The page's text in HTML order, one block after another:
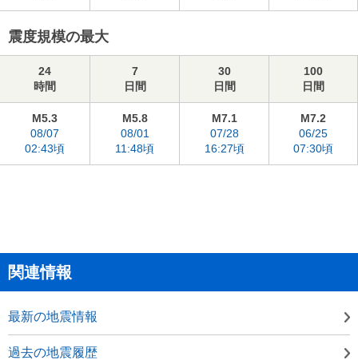
震度規模の最大
24
時間
7
日間
30
日間
100
日間
M5.3
08/07
02:43頃
M5.8
08/01
11:48頃
M7.1
07/28
16:27頃
M7.2
06/25
07:30頃
関連情報
最新の地震情報
過去の地震履歴